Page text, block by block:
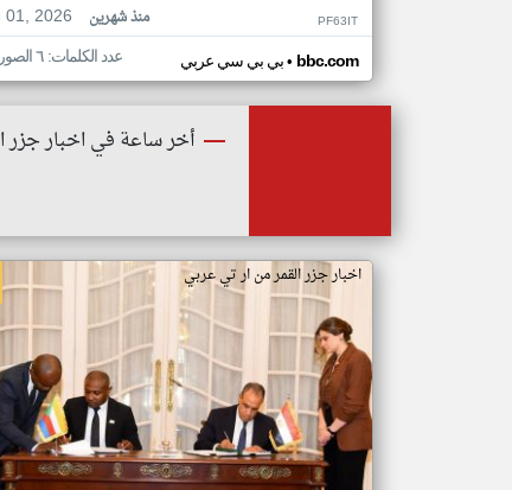
2026
منذ شهرين PF63IT
بي بي سي عربي• bbc.com عدد الكلمات: ٦ الصور: ٢٥
أخر ساعة في اخبار جزر
اخبار جزر القمر من ار تي عربي